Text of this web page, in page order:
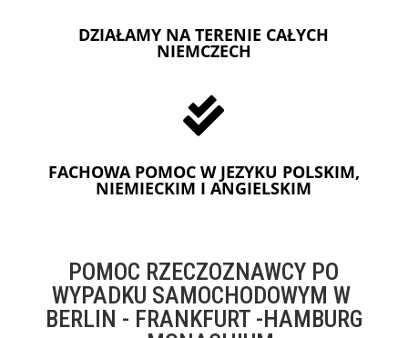
DZIAŁAMY NA TERENIE CAŁYCH
NIEMCZECH

FACHOWA POMOC W JEZYKU POLSKIM,
NIEMIECKIM I ANGIELSKIM
POMOC RZECZOZNAWCY PO
WYPADKU SAMOCHODOWYM W
BERLIN - FRANKFURT -HAMBURG